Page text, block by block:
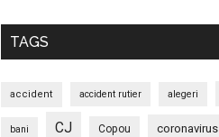
TAGS
accident accident rutier alegeri
bani CJ Copou coronavirus